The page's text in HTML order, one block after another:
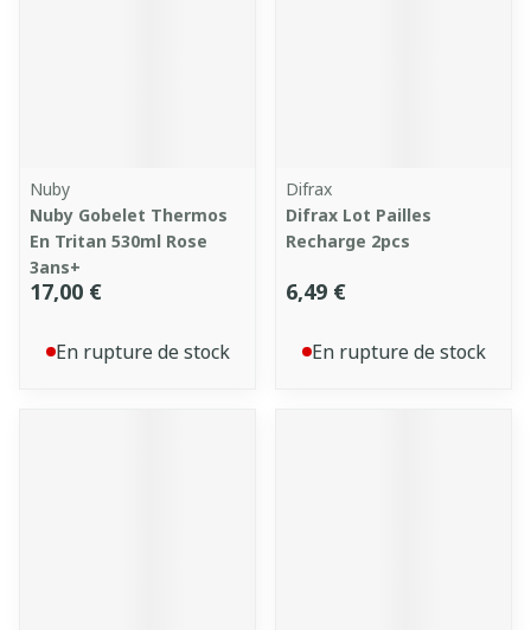
Nuby
Nuby Gobelet Thermos
En Tritan 530ml Rose
3ans+
17,00 €
En rupture de stock
Difrax
Difrax Lot Pailles
Recharge 2pcs
6,49 €
En rupture de stock